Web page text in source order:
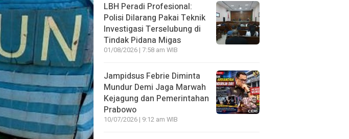
LBH Peradi Profesional:
Polisi Dilarang Pakai Teknik
Investigasi Terselubung di
Tindak Pidana Migas
01/08/2026 | 7:58 am WIB
Jampidsus Febrie Diminta
Mundur Demi Jaga Marwah
Kejagung dan Pemerintahan
Prabowo
10/07/2026 | 9:12 am WIB